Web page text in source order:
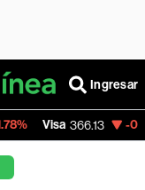
Ingresar
366.13 -0.04%